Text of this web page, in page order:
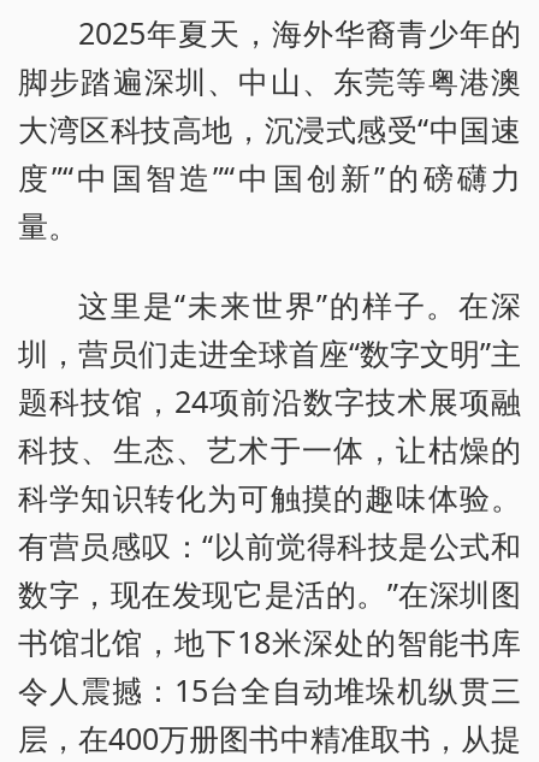
2025年夏天，海外华裔青少年的
脚步踏遍深圳、中山、东莞等粤港澳
大湾区科技高地，沉浸式感受“中国速
度”“中国智造”“中国创新”的磅礴力
量。
这里是“未来世界”的样子。在深
圳，营员们走进全球首座“数字文明”主
题科技馆，24项前沿数字技术展项融
科技、生态、艺术于一体，让枯燥的
科学知识转化为可触摸的趣味体验。
有营员感叹：“以前觉得科技是公式和
数字，现在发现它是活的。”在深圳图
书馆北馆，地下18米深处的智能书库
令人震撼：15台全自动堆垛机纵贯三
层，在400万册图书中精准取书，从提